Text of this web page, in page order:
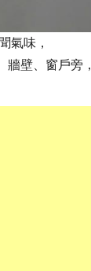
氣味，
牆壁、窗戶旁，